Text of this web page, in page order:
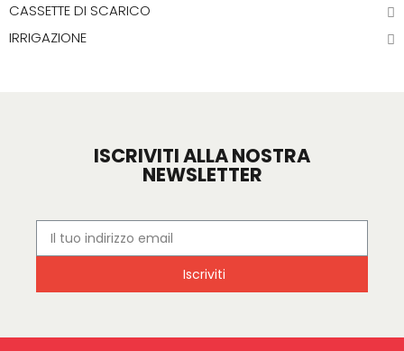
CASSETTE DI SCARICO
IRRIGAZIONE
ISCRIVITI ALLA NOSTRA
NEWSLETTER
Iscriviti